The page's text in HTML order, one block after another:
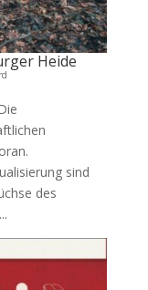
Heide
sind
des